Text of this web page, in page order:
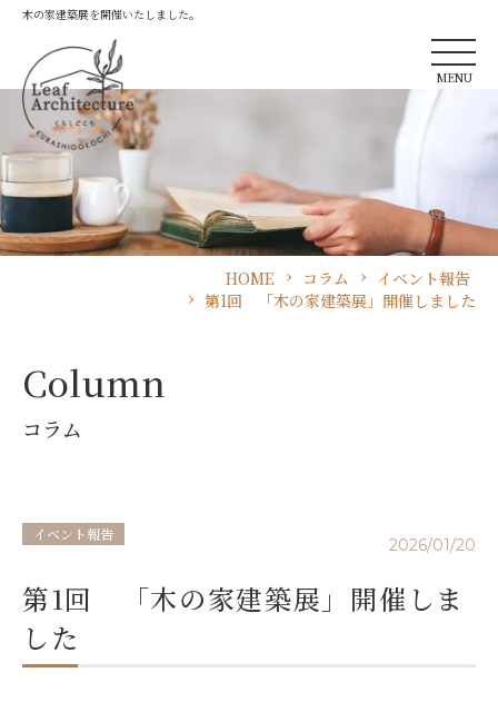
木の家建築展を開催いたしました。
MENU
HOME コラム
イベント報告
第1回 「木の家建築展」開催しました
Column
コラム
イベント報告
2026/01/20
第1回 「木の家建築展」開催しま
した